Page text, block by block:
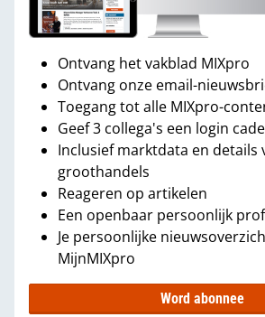
Ontvang het vakblad MIXpro
Ontvang onze email-
Toegang tot alle MIXpro-
Geef 3 collega's een login
Inclusief marktdata en details
groothandels
Reageren op artikelen
Een openbaar persoonlijk
Je persoonlijke
MijnMIXpro
Word abonnee